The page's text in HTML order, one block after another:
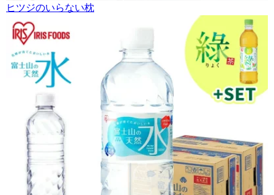
ヒツジのいらない枕